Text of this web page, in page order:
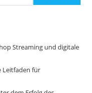
Streaming und digitale
Leitfaden für